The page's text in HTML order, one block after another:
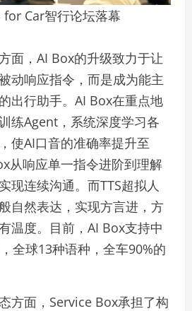
for Car智行论坛落幕
面，AI Box的升级致力于让
动响应指令，而是成为能主
出行助手。AI Box在重点地
练Agent，系统深度学习各
使AI口音的准确率提升至
从响应单一指令进阶到理解
现连续沟通。而TTS超拟人
自然表达，实现方言进，方
温度。目前，AI Box支持中
全球13种语种，全车90%的
方面，Service Box承担了构